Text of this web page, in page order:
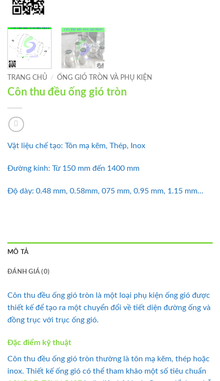
TRANG CHỦ / ỐNG GIÓ TRÒN VÀ PHỤ KIỆN
Côn thu đều ống gió tròn
Vật liệu chế tạo: Tôn mạ kẽm, Thép, Inox
Đường kính: Từ 150 mm đến 1400 mm
Độ dày: 0.48 mm, 0.58mm, 075 mm, 0.95 mm, 1.15 mm…
MÔ TẢ
ĐÁNH GIÁ (0)
Côn thu đều ống gió tròn là một loại phụ kiện ống gió được
thiết kế để tạo ra một chuyển đổi về tiết diện đường ống và
đồng trục với trục ống gió.
Đặc điểm kỹ thuật
Côn thu đều ống gió tròn thường là tôn mạ kẽm, thép hoặc
inox. Thiết kế ống gió có thể tham khảo một số tiêu chuẩn